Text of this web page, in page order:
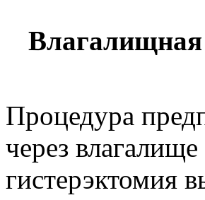
Влагалищная
Процедура
через
гистерэктомия